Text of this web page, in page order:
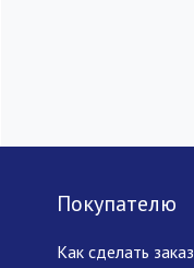
Покупателю
Как сделать заказ